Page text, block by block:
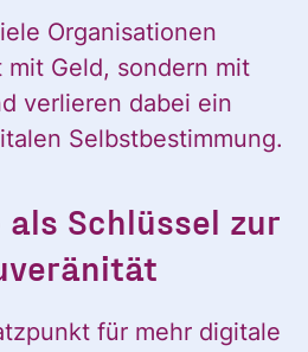
Organisationen
Geld, sondern mit
verlieren dabei ein
Selbstbestimmung.
als Schlüssel zur
für mehr digitale